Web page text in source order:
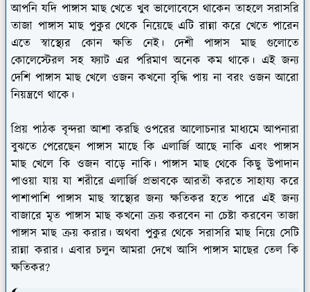
আপনি যদি পাঙ্গাস মাছ খেতে খুব ভালোবেসে থাকেন তাহলে সরাসরি
তাজা পাঙ্গাস মাছ পুকুর থেকে নিয়েছে এটি রান্না করে খেতে পারেন
এতে স্বাস্থ্যের কোন ক্ষতি নেই। দেশী পাঙ্গাস মাছ গুলোতে
কোলেস্টেরল সহ ফ্যাট এর পরিমাণ অনেক কম থাকে। এই জন্য
দেশি পাঙ্গাস মাছ খেলে ওজন কখনো বৃদ্ধি পায় না বরং ওজন আরো
নিয়ন্ত্রণে থাকে।
প্রিয় পাঠক বৃন্দরা আশা করছি ওপরের আলোচনার মাধ্যমে আপনারা
বুঝতে পেরেছেন পাঙ্গাস মাছে কি এলার্জি আছে নাকি এবং পাঙ্গাস
মাছ খেলে কি ওজন বাড়ে নাকি। পাঙ্গাস মাছ থেকে কিছু উপাদান
পাওয়া যায় যা শরীরে এলার্জি প্রভাবকে আরতী করতে সাহায্য করে
পাশাপাশি পাঙ্গাস মাছ স্বাস্থ্যের জন্য ক্ষতিকর হতে পারে এই জন্য
বাজারে মৃত পাঙ্গাস মাছ কখনো ক্রয় করবেন না চেষ্টা করবেন তাজা
পাঙ্গাস মাছ ক্রয় করার। অথবা পুকুর থেকে সরাসরি মাছ নিয়ে সেটি
রান্না করার। এবার চলুন আমরা দেখে আসি পাঙ্গাস মাছের তেল কি
ক্ষতিকর?